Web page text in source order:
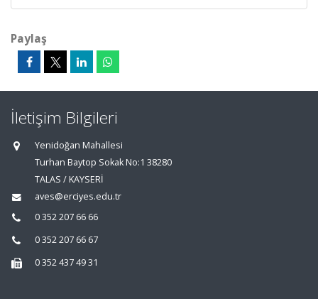
Paylaş
İletişim Bilgileri
Yenidoğan Mahallesi
Turhan Baytop Sokak No:1 38280
TALAS / KAYSERİ
aves@erciyes.edu.tr
0 352 207 66 66
0 352 207 66 67
0 352 437 49 31